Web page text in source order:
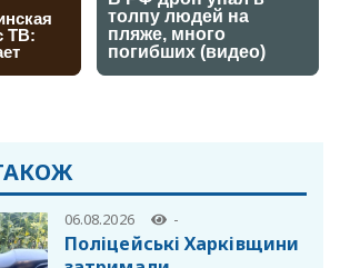
06.08.2026 -
Поліцейські Харківщини